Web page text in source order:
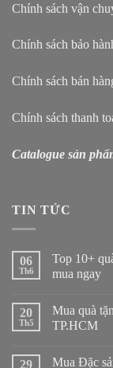
Chính sách vận
Chính sách bảo
Chính sách bán
Chính sách thanh
Catalogue sản
TIN TỨC
06
Th6
Top 10+
mua ngay
20
Th5
Mua quà
TP.HCM
29 Mua Đặc